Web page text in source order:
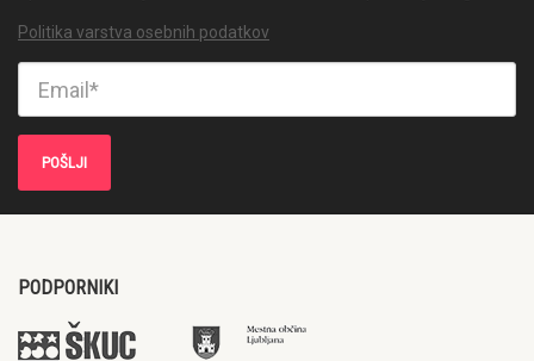
Politika varstva osebnih podatkov
PODPORNIKI